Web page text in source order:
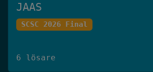
JAAS
SCSC 2026 Final
6 lösare